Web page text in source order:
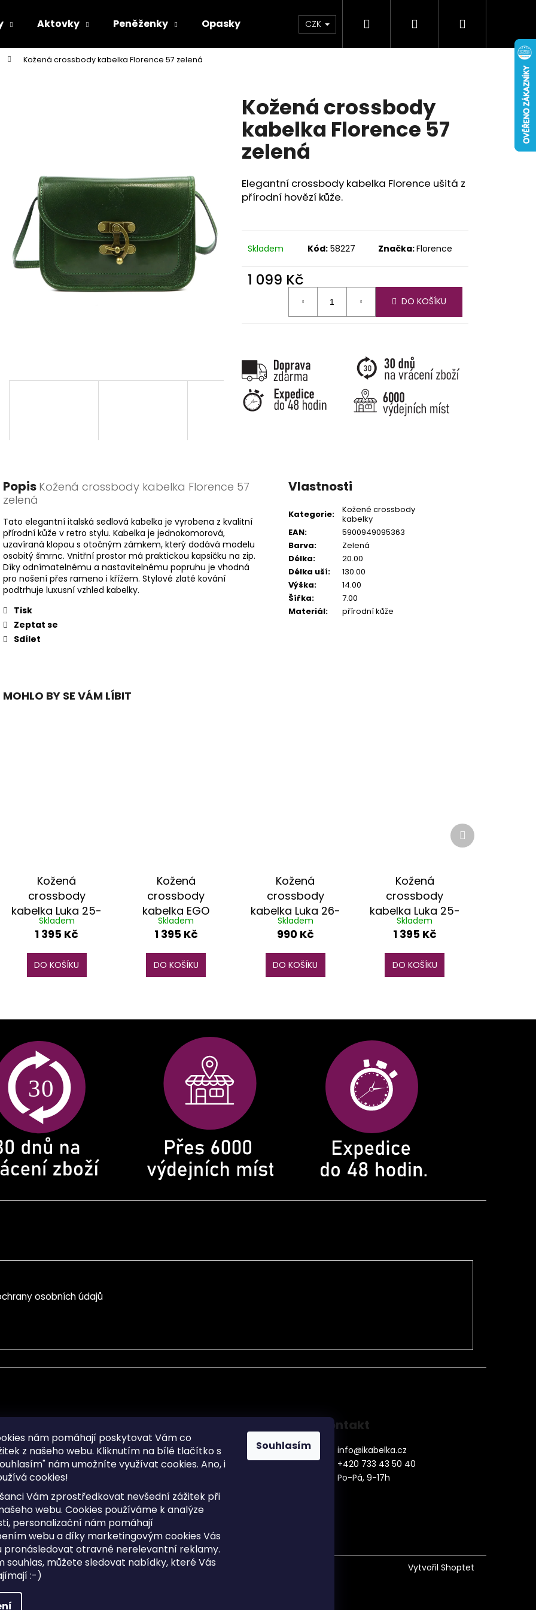
nám pomáhají poskytovat Vám co
z našeho webu. Kliknutím na bílé tlačítko s
nám umožníte využívat cookies. Ano, i
cookies!
Vám zprostředkovat nevšední zážitek při
webu. Cookies používáme k analýze
personalizační nám pomáhají
webu a díky marketingovým cookies Vás
pronásledovat otravné nerelevantní reklamy.
souhlas, můžete sledovat nabídky, které Vás
:-)
Souhlasím
Aktovky Peněženky Opasky Doplňky Novinky
CZK Hledat PřihlášeníNákupní
Kožená crossbody kabelka Florence 57 zelená
Kožená crossbody
kabelka Florence 57
zelená
Elegantní crossbody kabelka Florence ušitá z
přírodní hovězí kůže.
Skladem Kód: 58227 Značka:Florence
1 099 Kč
DO KOŠÍKU
Popis Kožená crossbody kabelka Florence 57
zelená
Tato elegantní italská sedlová kabelka je vyrobena z kvalitní
přírodní kůže v retro stylu. Kabelka je jednokomorová,
uzavíraná klopou s otočným zámkem, který dodává modelu
osobitý šmrnc. Vnitřní prostor má praktickou kapsičku na zip.
Díky odnímatelnému a nastavitelnému popruhu je vhodná
pro nošení přes rameno i křížem. Stylové zlaté kování
podtrhuje luxusní vzhled kabelky.
Tisk
Zeptat se
Sdílet
Vlastnosti
Kategorie:
Kožené crossbody
kabelky
EAN:
5900949095363
Barva:
Zelená
Délka:
20.00
Délka uší:
130.00
Výška:
14.00
Šířka:
7.00
Materiál: přírodní kůže
MOHLO BY SE VÁM LÍBIT
Kožená
crossbody
kabelka Luka 25-
036-2 béžová
Skladem
1 395 Kč
DO KOŠÍKU
Kožená
crossbody
kabelka EGO
ES0311WF krémová
Skladem
1 395 Kč
DO KOŠÍKU
Kožená
crossbody
kabelka Luka 26-
110 žlutá
Skladem
990 Kč
DO KOŠÍKU
Kožená
crossbody
kabelka Luka 25-
036-2 taupe
Skladem
1 395 Kč
DO KOŠÍKU
Další
produkt
Co potřebujete najít?
osobních údajů
osobních údajů
dotazy
cookies
Sitemap
Doprava a Platba
Postup vrácení zboží ve 30 denní
lhůtě
Obchodní podmínky
Kontakt
info@ikabelka.cz
+420 733 43 50 40
Po-Pá, 9-17h
Vytvořil Shoptet
Upravit nastavení cookies